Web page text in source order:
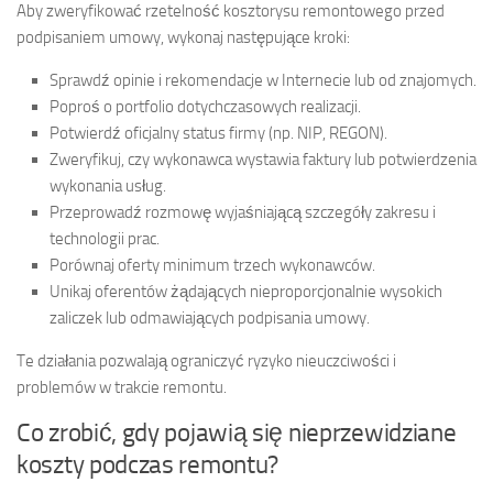
Aby zweryfikować rzetelność kosztorysu remontowego przed
podpisaniem umowy, wykonaj następujące kroki:
Sprawdź opinie i rekomendacje w Internecie lub od znajomych.
Poproś o portfolio dotychczasowych realizacji.
Potwierdź oficjalny status firmy (np. NIP, REGON).
Zweryfikuj, czy wykonawca wystawia faktury lub potwierdzenia
wykonania usług.
Przeprowadź rozmowę wyjaśniającą szczegóły zakresu i
technologii prac.
Porównaj oferty minimum trzech wykonawców.
Unikaj oferentów żądających nieproporcjonalnie wysokich
zaliczek lub odmawiających podpisania umowy.
Te działania pozwalają ograniczyć ryzyko nieuczciwości i
problemów w trakcie remontu.
Co zrobić, gdy pojawią się nieprzewidziane
koszty podczas remontu?